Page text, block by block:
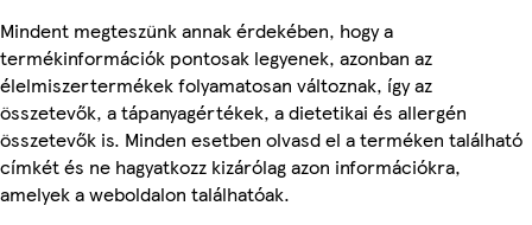
Mindent megteszünk annak érdekében, hogy a
termékinformációk pontosak legyenek, azonban az
élelmiszertermékek folyamatosan változnak, így az
összetevők, a tápanyagértékek, a dietetikai és allergén
összetevők is. Minden esetben olvasd el a terméken található
címkét és ne hagyatkozz kizárólag azon információkra,
amelyek a weboldalon találhatóak.